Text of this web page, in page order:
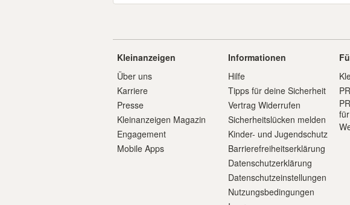
Kleinanzeigen
Über uns
Karriere
Presse
Kleinanzeigen Magazin
Engagement
Mobile Apps
Informationen
Hilfe
Tipps für deine Sicherheit
Vertrag Widerrufen
Sicherheitslücken melden
Kinder- und Jugendschutz
Barrierefreiheitserklärung
Datenschutzerklärung
Datenschutzeinstellungen
Nutzungsbedingungen